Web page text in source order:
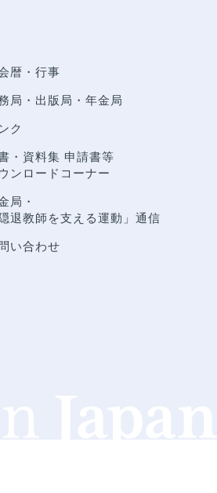
暦・行事
局・出版局・年金局
ク
・資料集 申請書等
ンロードコーナー
局・
隠退教師を支える運動」通信
い合わせ